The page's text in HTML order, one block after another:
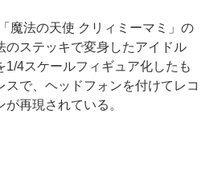
魔法の天使 クリィミーマミ」の
のステッキで変身したアイドル
1/4スケールフィギュア化したも
スで、ヘッドフォンを付けてレコ
再現されている。